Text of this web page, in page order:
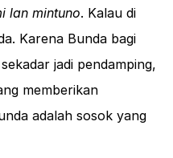
lan mintuno. Kalau di
Karena Bunda bagi
jadi pendamping,
memberikan
adalah sosok yang